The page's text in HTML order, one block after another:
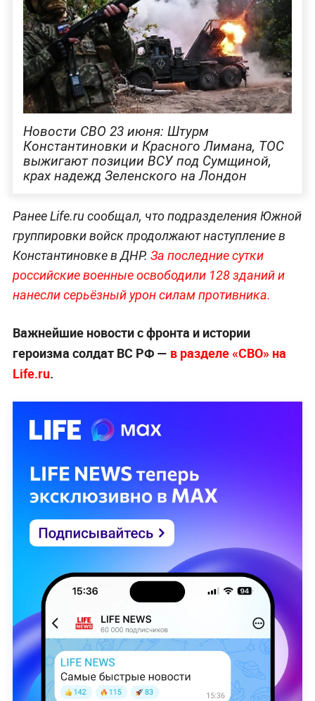
Новости СВО 23 июня: Штурм
Константиновки и Красного Лимана, ТОС
выжигают позиции ВСУ под Сумщиной,
крах надежд Зеленского на Лондон
Ранее Life.ru сообщал, что подразделения Южной
группировки войск продолжают наступление в
Константиновке в ДНР. За последние сутки
российские военные освободили 128 зданий и
нанесли серьёзный урон силам противника.
Важнейшие новости с фронта и истории
героизма солдат ВС РФ — в разделе «СВО» на
Life.ru.